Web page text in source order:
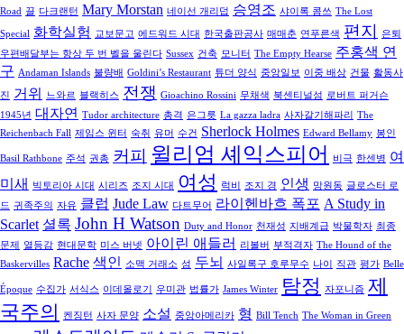
Road 끌 다크랜턴 Mary Morstan 네이선 개리덥 승영조 샤이록 콤쓰 The Lost
Special 화학실험 교보문고 에드워드 시대 한국출판공사 매매춘 연푸른색 편지
은퇴
우편배달부는 항상 두 번 벨을 울린다 Sussex 건축 모니터 The Empty Hearse 주홍색 연
구 Andaman Islands 불량배 Goldini’s Restaurant 튜더 양식 중앙일보 이중 배상 건물 활동사
진 거위 느와르 블랙히스 전쟁 Gioachino Rossini 무채색 북센티널섬
로버트 퍼거슨
1945년 대자연 Tudor architecture 총격 은그릇 La gazza ladra 사자갈기해파리
The
Reichenbach Fall 제임스 윈터 숙취 유머 수건 Sherlock Holmes Edward Bellamy 봉인
Basil Rathbone 주석 권총 커피 윌리엄 셰익스피어 비극 한센병 여
미새
빅토리아 시대 시리즈 조지 시대 여성 럭비 조지 경 인생 망원동 글로스터 로
드 귀족주의 자유 클럽 Jude Law 다트무어 라이헨바흐 폭포 A Study in
Scarlet 셜록 John H Watson Duty and Honor 천재성 지배계급 박물학자 최종
문제
열등감 현대문학 미스 버넷 아이린 애들러 리볼버 부적격자 The Hound of the
Baskervilles Rache 색인 소맥 거래소 섬 두뇌 사일록구 호루무수 나이 직관 평가 Belle
Époque 수집가 서식스 이데올로기 우미관 법률가 James Winter 탐정 자포니즘 제
국주의
켄징턴 사자 문양 소설 중앙아메리카 형 Bill Tench The Woman in Green